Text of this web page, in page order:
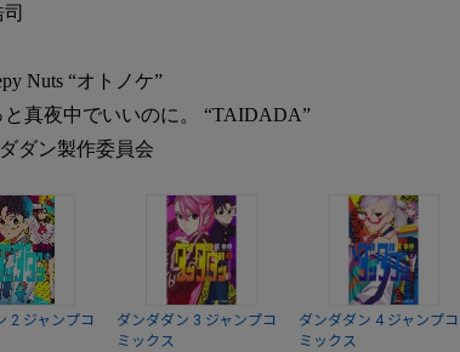
Nuts “オトノケ”
真夜中でいいのに。 “TAIDADA”
ダン製作委員会
2 ジャンプコ
ダンダダン 3 ジャンプコ
ミックス
ダンダダン 4 ジャンプコ
ミックス